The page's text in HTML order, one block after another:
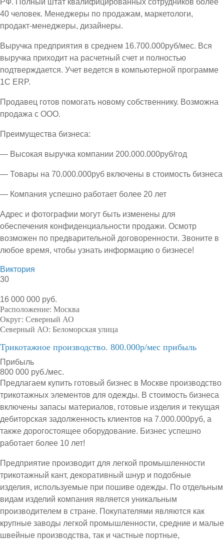
РФ. Полный штат квалифицированных сотрудников более
40 человек. Менеджеры по продажам, маркетологи,
продакт-менеджеры, дизайнеры.
Выручка предприятия в среднем 16.700.000руб/мес. Вся
выручка приходит на расчетный счет и полностью
подтверждается. Учет ведется в компьютерной программе
1С ЕRP.
Продавец готов помогать новому собственнику. Возможна
продажа с ООО.
Преимущества бизнеса:
— Высокая выручка компании 200.000.000руб/год
— Товары на 70.000.000руб включены в стоимость бизнеса
— Компания успешно работает более 20 лет
Адрес и фотографии могут быть изменены для
обеспечения конфиденциальности продажи. Осмотр
возможен по предварительной договоренности. Звоните в
любое время, чтобы узнать информацию о бизнесе!
Виктория
30
16 000 000 руб.
Расположение: Москва
Округ: Северный АО
Северный АО: Беломорская улица
Трикотажное производство. 800.000р/мес прибыль
Прибыль
800 000 руб./мес.
Предлагаем купить готовый бизнес в Москве производство
трикотажных элементов для одежды. В стоимость бизнеса
включены запасы материалов, готовые изделия и текущая
дебиторская задолженность клиентов на 7.000.000руб, а
также дорогостоящее оборудование. Бизнес успешно
работает более 10 лет!
Предприятие производит для легкой промышленности
трикотажный кант, декоративный шнур и подобные
изделия, используемые при пошиве одежды. По отдельным
видам изделий компания является уникальным
производителем в стране. Покупателями являются как
крупные заводы легкой промышленности, средние и малые
швейные производства, так и частные портные,